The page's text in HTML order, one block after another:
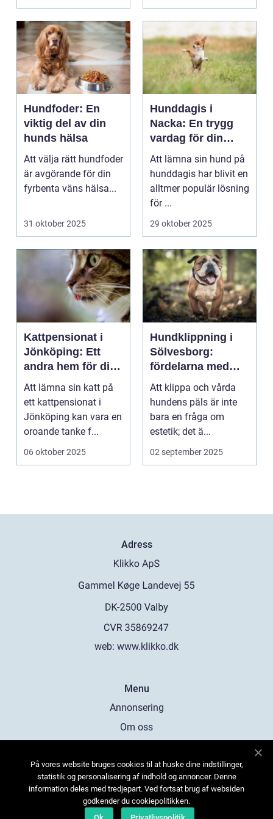
Hundfoder: En
viktig del av din
hunds hälsa
Att välja rätt hundfoder
är avgörande för din
fyrbenta väns hälsa...
31 oktober 2025
Hunddagis i
Nacka: En trygg
vardag för din
fyrbenta vän
Att lämna sin hund på
hunddagis har blivit en
alltmer populär lösning
för ...
29 oktober 2025
Kattpensionat i
Jönköping: Ett
andra hem för din
katt
Att lämna sin katt på
ett kattpensionat i
Jönköping kan vara en
oroande tanke f...
06 oktober 2025
Hundklippning i
Sölvesborg:
fördelarna med
professionell
pälsvård
Att klippa och vårda
hundens päls är inte
bara en fråga om
estetik; det ä...
02 september 2025
Adress
web: www.klikko.dk
Menu
Annonsering
Om oss
Kontakta oss
Sitemap
På vores website bruges cookies til at huske dine indstillinger,
statistik og personalisering af indhold og annoncer. Denne
information deles med tredjepart. Ved fortsat brug af websiden
godkender du cookiepolitikken.